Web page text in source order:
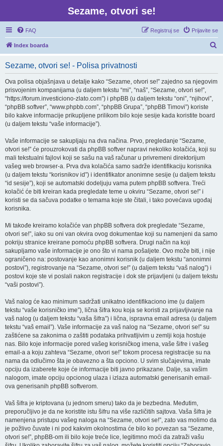
Sezame, otvori se!
FAQ Prijavite se
Registruj se
Index boarda
Sezame, otvori se! - Polisa privatnosti
Ova polisa objašnjava u detalje kako “Sezame, otvori se!” zajedno sa njegovim
prisvojenim kompanijama (u daljem tekstu “mi”, “naš”, “Sezame, otvori se!”,
“https://forum.investiciono-zlato.com”) i phpBB (u daljem tekstu “oni”, “njihovi”,
“phpBB softver”, “www.phpbb.com”, “phpBB Grupa”, “phpBB Timovi”) koriste
bilo kakve informacije prikupljene prilikom bilo koje sesije kada koristite board
(u daljem tekstu “vaše informacije”).
Vaše informacije se sakupljaju na dva načina. Prvo, pregledanje “Sezame,
otvori se!” će prouzrokovati da phpBB softver napravi nekoliko kolačića, koji su
mali tekstualni fajlovi koji se sašu na vaš računar u privremeni direktorijum
vašeg web browser-a. Prva dva kolačića samo sadrže identifikaciju korisnika
(u daljem tekstu “korisnikov id”) i identifikator anonimne sesije (u daljem tekstu
“id sesije”), koji se automatski dodeljuju vama putem phpBB softvera. Treći
kolačić će biti kreiran kada pregledate teme u okviru “Sezame, otvori se!” i
koristi se da sačuva podatke o temama koje ste čitali, i tako povećava ugođaj
korisnika.
Mi takođe kreiramo kolačiće van phpBB softvera dok pregledate “Sezame,
otvori se!”, iako su oni van okvira ovog dokumentae koji su namenjeni da samo
pokriju stranice kreirane pomoću phpBB softvera. Drugi način na koji
sakupljamo vaše informacije je ono što vi nama pošaljete. Ovo može biti, i nije
ograničeno na: postovanje kao anonimni korisnik (u daljem tekstu “anonimni
postovi”), registrovanje na “Sezame, otvori se!” (u daljem tekstu “vaš nalog”) i
postovi koje ste vi poslali nakon registracije i dok ste prijavljeni (u daljem tekstu
“vaši postovi”).
Vaš nalog će kao minimum sadržati unikatno identifikaciono ime (u daljem
tekstu “vaše korisničko ime”), lična šifra kou koja se koristi za prijavljivanje na
vaš nalog (u daljem tekstu “vaša šifra”) i lična, ispravna email adresa (u daljem
tekstu “vaš email”). Vaše informacije za vaš nalog na “Sezame, otvori se!” su
zaštićene sa zakonima o zaštiti podataka prihvatljivim u zemlji koja hostuje
nas. Bilo koje informacije pored vašeg korisničkog imena, vaše šifre i vašeg
email-a a koju zahteva “Sezame, otvori se!” tokom procesa registracije su na
nama da odlučimo šta je obavezno a šta opciono. U svim slučajevima, imate
opciju da izaberete koje će informacije biti javno prikazane. Dalje, sa vašim
nalogom, imate opciju opcionog ulaza i izlaza automatski generisanih email-
ova generisanih phpBB softverom.
Vaš šifra je kriptovana (u jednom smeru) tako da je bezbedna. Međutim,
preporučljivo je da ne koristite istu šifru na više različitih sajtova. Vaša šifra je
namenjena pristupu vašeg naloga na “Sezame, otvori se!”, zato vas molimo da
je požlivo čuvate i ni pod kakvim okolnostima će bilo ko povezan sa “Sezame,
otvori se!”, phpBB-om ili bilo koje treće lice, legitimno moći da zatraži vašu